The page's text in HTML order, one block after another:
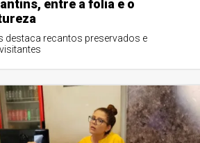
entre a folia e o
destaca recantos preservados e